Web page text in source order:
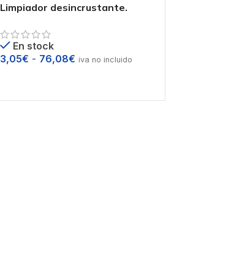
Limpiador desincrustante.
En stock
3,05€ - 76,08€ iva no incluido